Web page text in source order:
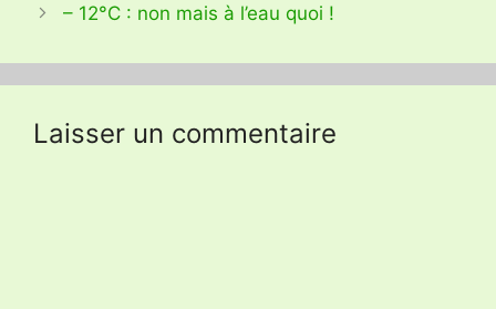
– 12°C : non mais à l’eau quoi !
Laisser un commentaire